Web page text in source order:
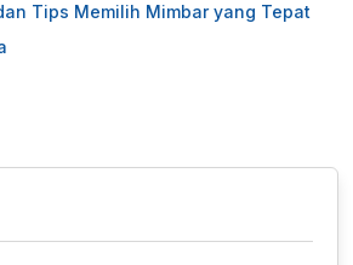
Tips Memilih Mimbar yang Tepat